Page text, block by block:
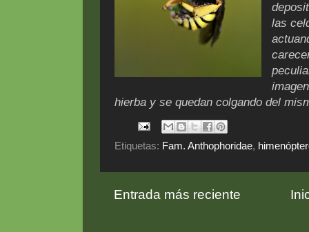
las
hierba y se quedan colgando del
Etiquetas: Fam. Anthophoridae,
Entrada más reciente